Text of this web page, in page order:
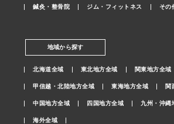
鍼灸・整骨院 ジム・フィットネス その
地域から探す
北海道全域 東北地方全域 関東地方全域
甲信越・北陸地方全域 東海地方全域 関
中国地方全域 四国地方全域 九州・沖縄
海外全域